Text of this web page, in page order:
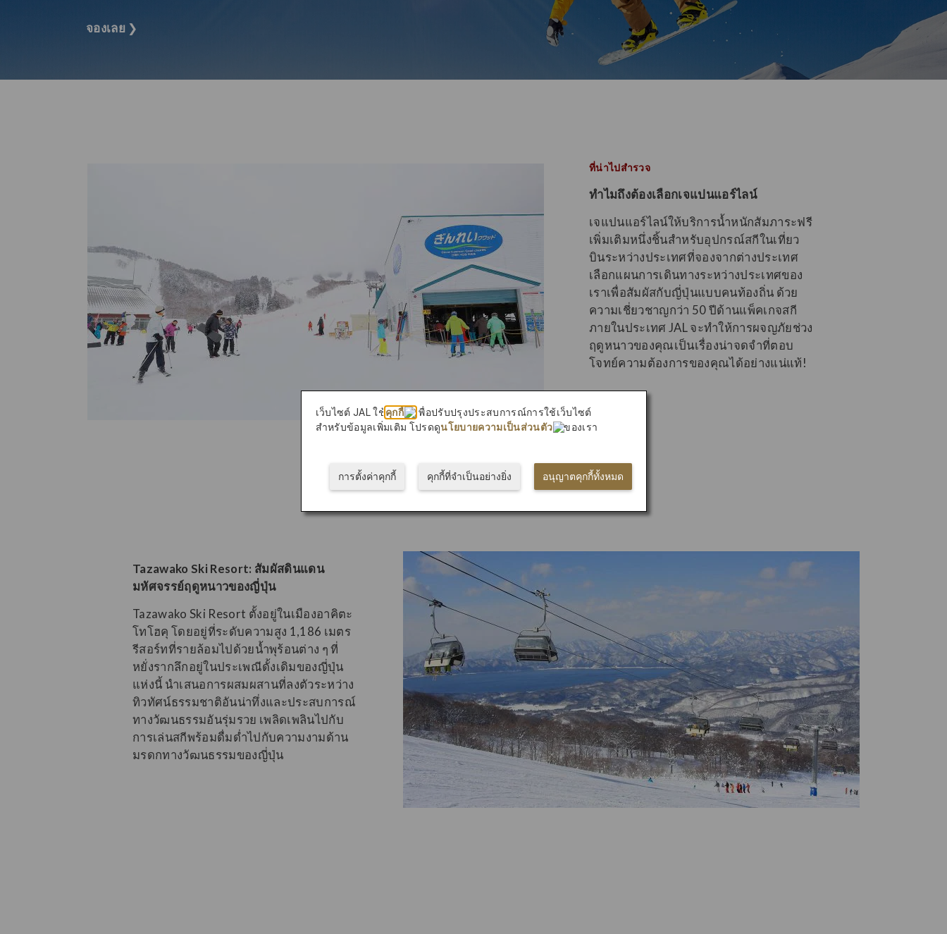
จองเลย ❯
ที่น่าไปสำรวจ
ทําไมถึงต้องเลือกเจแปนแอร์ไลน์
เจแปนแอร์ไลน์ให้บริการน้ำหนักสัมภาระฟรี
เพิ่มเติมหนึ่งชิ้นสําหรับอุปกรณ์สกีในเที่ยว
บินระหว่างประเทศที่จองจากต่างประเทศ
เลือกแผนการเดินทางระหว่างประเทศของ
เราเพื่อสัมผัสกับญี่ปุ่นแบบคนท้องถิ่น ด้วย
ความเชี่ยวชาญกว่า 50 ปีด้านแพ็คเกจสกี
ภายในประเทศ JAL จะทำให้การผจญภัยช่วง
ฤดูหนาวของคุณเป็นเรื่องน่าจดจําที่ตอบ
โจทย์ความต้องการของคุณได้อย่างแน่แท้!
Tazawako Ski Resort: สัมผัสดินแดน
มหัศจรรย์ฤดูหนาวของญี่ปุ่น
Tazawako Ski Resort ตั้งอยู่ในเมืองอาคิตะ
โทโฮคุ โดยอยู่ที่ระดับความสูง 1,186 เมตร
รีสอร์ทที่รายล้อมไปด้วยน้ำพุร้อนต่าง ๆ ที่
หยั่งรากลึกอยู่ในประเพณีดั้งเดิมของญี่ปุ่น
แห่งนี้ นําเสนอการผสมผสานที่ลงตัวระหว่าง
ทิวทัศน์ธรรมชาติอันน่าทึ่งและประสบการณ์
ทางวัฒนธรรมอันรุ่มรวย เพลิดเพลินไปกับ
การเล่นสกีพร้อมดื่มด่ำไปกับความงามด้าน
มรดกทางวัฒนธรรมของญี่ปุ่น
เว็บไซต์ JAL ใช้ คุกกี้
เพื่อปรับปรุงประสบการณ์การใช้เว็บไซต์
สำหรับข้อมูลเพิ่มเติม โปรดดูนโยบายความเป็นส่วนตัว ของเรา
อนุญาตคุกกี้ทั้งหมด
คุกกี้ที่จำเป็นอย่างยิ่ง
การตั้งค่าคุกกี้